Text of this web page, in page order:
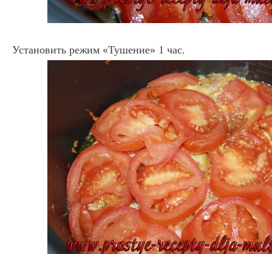
Установить режим «Тушение» 1 час.